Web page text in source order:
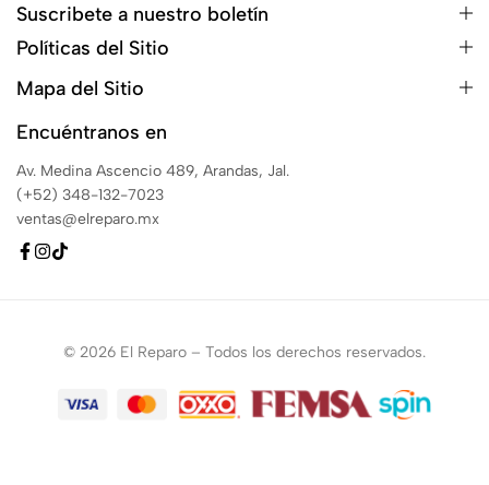
Suscribete a nuestro boletín
Políticas del Sitio
Mapa del Sitio
Encuéntranos en
Av. Medina Ascencio 489, Arandas, Jal.
(+52) 348-132-7023
ventas@elreparo.mx
© 2026 El Reparo – Todos los derechos reservados.